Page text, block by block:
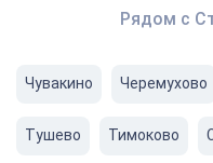
Рядом с
Чувакино Черемухово
Тушево Тимоково